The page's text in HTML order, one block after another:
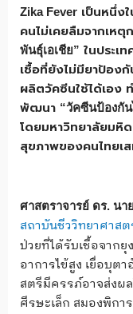
Zika Fever เป็นหนึ่ง
คนไม่เคยลืมจากเห
พันธุ์เอเชีย” ในประเ
เชื้อที่ยังไม่มียาป้อง
ผลิตวัคซีนใช้ได้เอง
พัฒนา “วัคซีนป้องกั
โดยมหาวิทยาลัยมหิ
สุขภาพของคนไทยเ
ศาสตราจารย์ ดร. น
สถาบันชีววิทยาศาส
ป่วยที่ได้รับเชื้อจากยุ
อาการไข้สูง เยื่อบุต
สตรีมีครรภ์อาจส่ง
ศีรษะเล็ก สมองพิก